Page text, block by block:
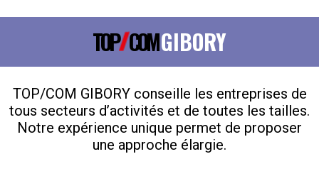
TOP COMGIBORY
TOP/COM GIBORY conseille les entreprises de
tous secteurs d’activités et de toutes les tailles.
Notre expérience unique permet de proposer
une approche élargie.